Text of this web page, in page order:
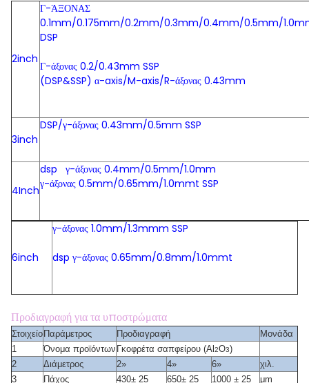
2inch
Γ-ΆΞΟΝΑΣ
0.1mm/0.175mm/0.2mm/0.3mm/0.4mm/0.5mm/
DSP
Γ-άξονας 0.2/0.43mm SSP
(DSP&SSP) α-axis/M-axis/R-άξονας 0.43mm
3inch
DSP/γ-άξονας 0.43mm/0.5mm SSP
4Inch
dsp γ-άξονας 0.4mm/0.5mm/1.0mm
γ-άξονας 0.5mm/0.65mm/1.0mmt SSP
6inch
γ-άξονας 1.0mm/1.3mmm SSP
dsp γ-άξονας 0.65mm/0.8mm/1.0mmt
Προδιαγραφή για τα υποστρώματα
Στοιχείο Παράμετρος Προδιαγραφή
Μονάδα
1
Όνομα προϊόντων Γκοφρέτα σαπφείρου (Al 2Ο3)
2
Διάμετρος 2» 4» 6»
χιλ.
3
Πάχος 430± 25 650± 25 1000 ± 25 μm